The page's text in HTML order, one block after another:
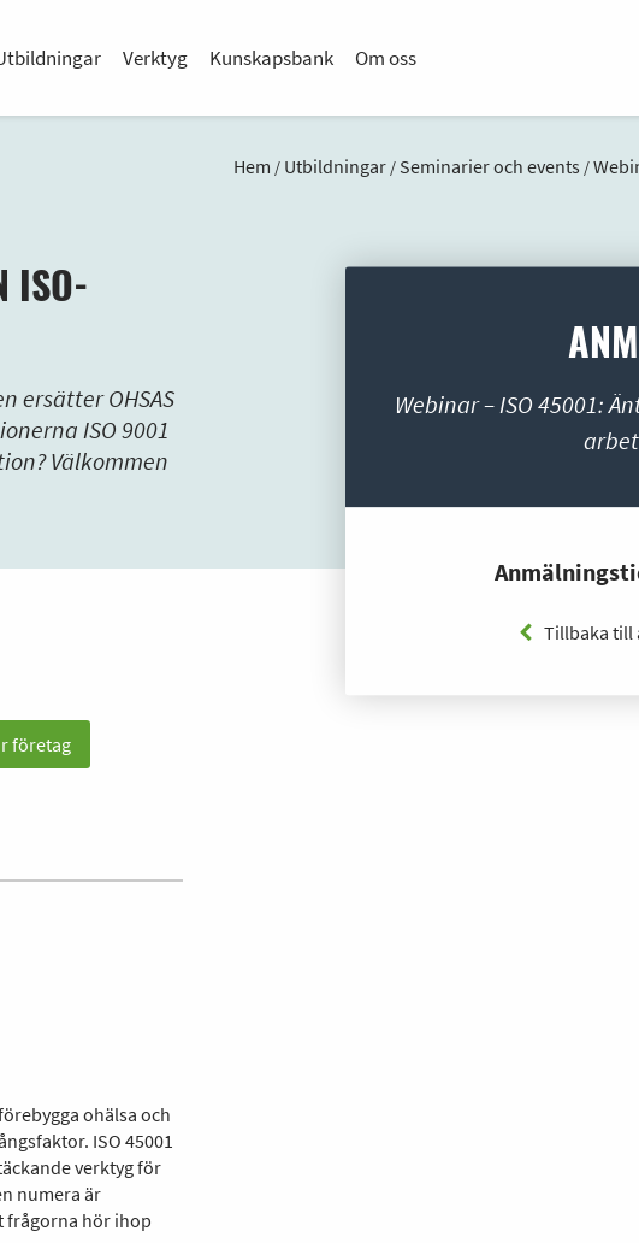
Verktyg Kunskapsbank Om oss
Hem / Utbildningar / Seminarier och events /
ISO-
ersätter OHSAS
ISO 9001
Välkommen
företag
ohälsa och
ISO 45001
verktyg för
numera är
frågorna hör ihop
Webinar – ISO 45001:
Tillbaka till